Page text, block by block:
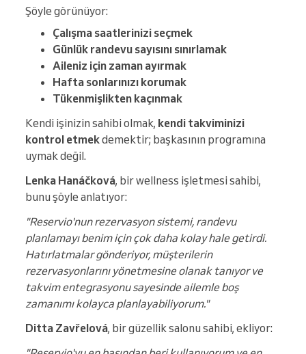
Şöyle görünüyor:
Çalışma saatlerinizi seçmek
Günlük randevu sayısını sınırlamak
Aileniz için zaman ayırmak
Hafta sonlarınızı korumak
Tükenmişlikten kaçınmak
Kendi işinizin sahibi olmak, kendi takviminizi
kontrol etmekdemektir; başkasının programına
uymak değil.
Lenka Hanáčková, bir wellness işletmesi sahibi,
bunu şöyle anlatıyor:
"Reservio'nun rezervasyon sistemi, randevu
planlamayı benim için çok daha kolay hale getirdi.
Hatırlatmalar gönderiyor, müşterilerin
rezervasyonlarını yönetmesine olanak tanıyor ve
takvim entegrasyonu sayesinde ailemle boş
zamanımı kolayca planlayabiliyorum."
Ditta Zavřelová, bir güzellik salonu sahibi, ekliyor: